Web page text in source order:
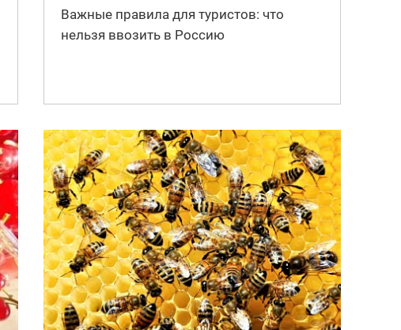
Важные правила для туристов: что
нельзя ввозить в Россию